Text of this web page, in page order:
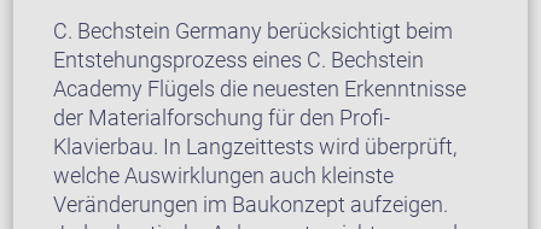
C. Bechstein Germany berücksichtigt beim
Entstehungsprozess eines C. Bechstein
Academy Flügels die neuesten Erkenntnisse
der Materialforschung für den Profi-
Klavierbau. In Langzeittests wird überprüft,
welche Auswirklungen auch kleinste
Veränderungen im Baukonzept aufzeigen.